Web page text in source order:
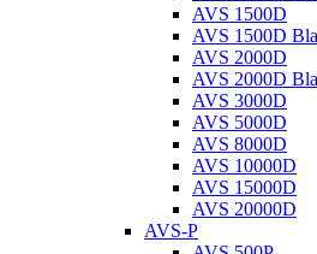
AVS 1500D
AVS 1500D
AVS 2000D
AVS 2000D
AVS 3000D
AVS 5000D
AVS 8000D
AVS 10000D
AVS 15000D
AVS 20000D
AVS-P